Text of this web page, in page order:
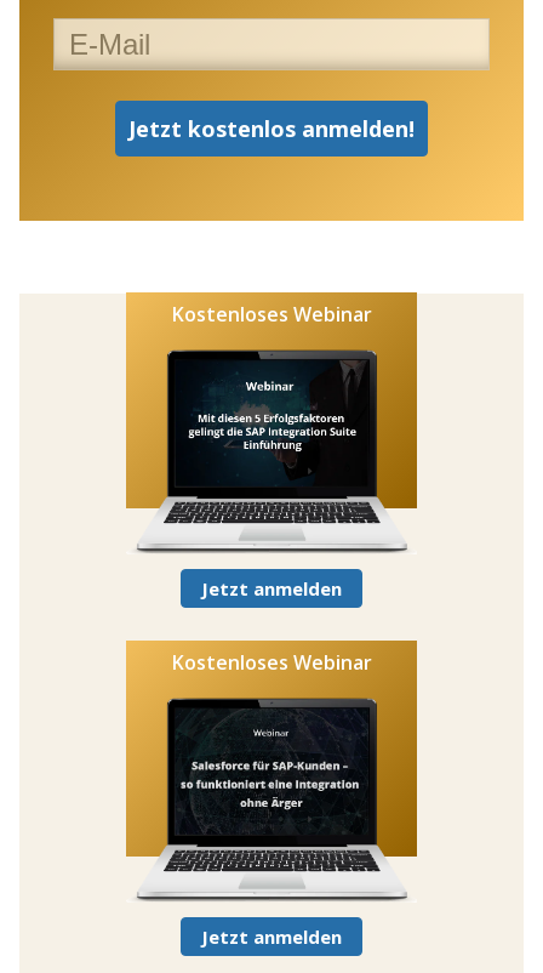
Kostenloses Webinar
Jetzt anmelden
Kostenloses Webinar
Jetzt anmelden